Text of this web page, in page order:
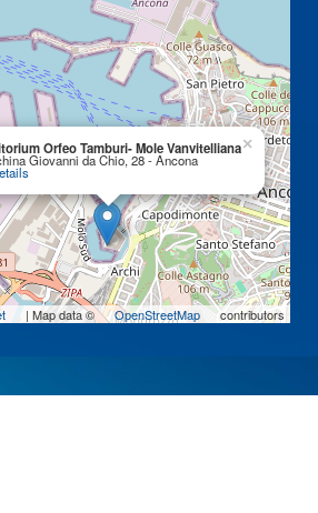
Orfeo Tamburi- Mole Vanvitelliana
Giovanni da Chio, 28 - Ancona
×
| Map data © OpenStreetMap contributors